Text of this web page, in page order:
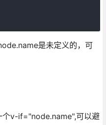
是未定义的，可
个v-if="node.name",可以避